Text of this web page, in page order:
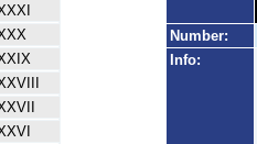
Number:
Info: